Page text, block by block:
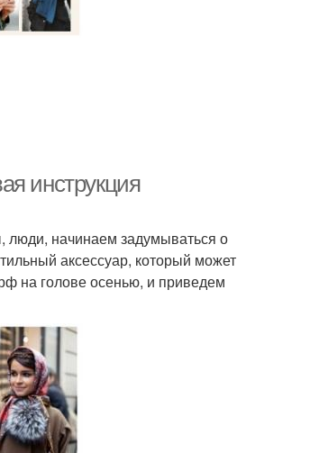
инструкция
люди, начинаем задумываться о
аксессуар, который может
на голове осенью, и приведем